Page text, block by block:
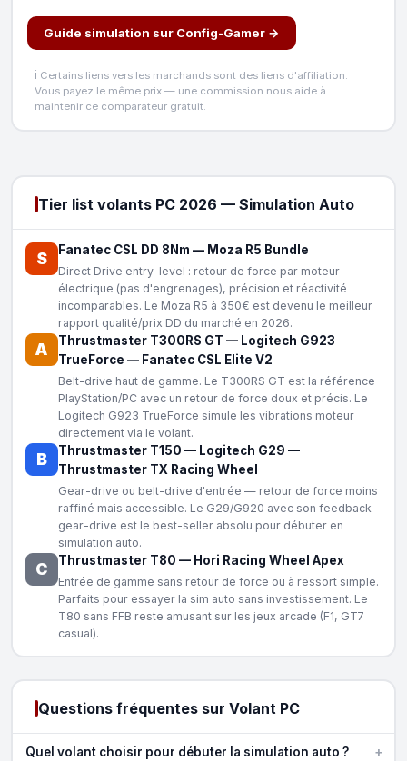
Guide simulation sur Config-Gamer →
ℹ️ Certains liens vers les marchands sont des liens d'affiliation.
Vous payez le même prix — une commission nous aide à
maintenir ce comparateur gratuit.
Tier list volants PC 2026 — Simulation Auto
S Fanatec CSL DD 8Nm — Moza R5 Bundle
Direct Drive entry-level : retour de force par moteur
électrique (pas d'engrenages), précision et réactivité
incomparables. Le Moza R5 à 350€ est devenu le meilleur
rapport qualité/prix DD du marché en 2026.
A Thrustmaster T300RS GT — Logitech G923
TrueForce — Fanatec CSL Elite V2
Belt-drive haut de gamme. Le T300RS GT est la référence
PlayStation/PC avec un retour de force doux et précis. Le
Logitech G923 TrueForce simule les vibrations moteur
directement via le volant.
B Thrustmaster T150 — Logitech G29 —
Thrustmaster TX Racing Wheel
Gear-drive ou belt-drive d'entrée — retour de force moins
raffiné mais accessible. Le G29/G920 avec son feedback
gear-drive est le best-seller absolu pour débuter en
simulation auto.
C Thrustmaster T80 — Hori Racing Wheel Apex
Entrée de gamme sans retour de force ou à ressort simple.
Parfaits pour essayer la sim auto sans investissement. Le
T80 sans FFB reste amusant sur les jeux arcade (F1, GT7
casual).
Questions fréquentes sur Volant PC
Quel volant choisir pour débuter la simulation auto ? +